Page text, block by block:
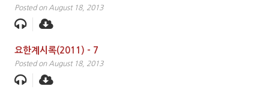
Posted on August 18, 2013
요한계시록(2011) – 7
Posted on August 18, 2013